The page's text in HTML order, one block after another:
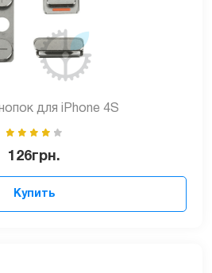
для iPhone 4S
126грн.
Купить